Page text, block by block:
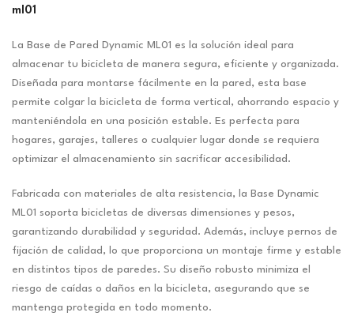
ml01
La Base de Pared Dynamic ML01 es la solución ideal para
almacenar tu bicicleta de manera segura, eficiente y organizada.
Diseñada para montarse fácilmente en la pared, esta base
permite colgar la bicicleta de forma vertical, ahorrando espacio y
manteniéndola en una posición estable. Es perfecta para
hogares, garajes, talleres o cualquier lugar donde se requiera
optimizar el almacenamiento sin sacrificar accesibilidad.
Fabricada con materiales de alta resistencia, la Base Dynamic
ML01 soporta bicicletas de diversas dimensiones y pesos,
garantizando durabilidad y seguridad. Además, incluye pernos de
fijación de calidad, lo que proporciona un montaje firme y estable
en distintos tipos de paredes. Su diseño robusto minimiza el
riesgo de caídas o daños en la bicicleta, asegurando que se
mantenga protegida en todo momento.